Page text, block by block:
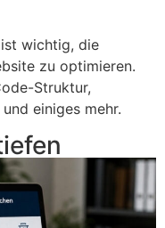
wichtig, die
zu optimieren.
Struktur,
einiges mehr.